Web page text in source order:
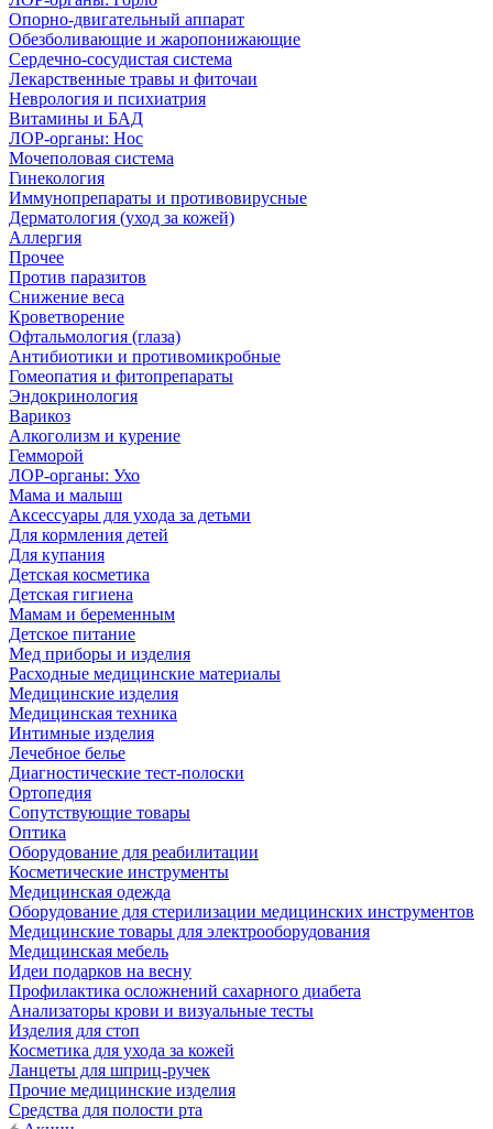
Опорно-двигательный аппарат
Обезболивающие и жаропонижающие
Сердечно-сосудистая система
Лекарственные травы и фиточаи
Неврология и психиатрия
Витамины и БАД
ЛОР-органы: Нос
Мочеполовая система
Гинекология
Иммунопрепараты и противовирусные
Дерматология (уход за кожей)
Аллергия
Прочее
Против паразитов
Снижение веса
Кроветворение
Офтальмология (глаза)
Антибиотики и противомикробные
Гомеопатия и фитопрепараты
Эндокринология
Варикоз
Алкоголизм и курение
Гемморой
ЛОР-органы: Ухо
Мама и малыш
Аксессуары для ухода за детьми
Для кормления детей
Для купания
Детская косметика
Детская гигиена
Мамам и беременным
Детское питание
Мед приборы и изделия
Расходные медицинские материалы
Медицинские изделия
Медицинская техника
Интимные изделия
Лечебное белье
Диагностические тест-полоски
Ортопедия
Сопутствующие товары
Оптика
Оборудование для реабилитации
Косметические инструменты
Медицинская одежда
Оборудование для стерилизации медицинских инструментов
Медицинские товары для электрооборудования
Медицинская мебель
Идеи подарков на весну
Профилактика осложнений сахарного диабета
Анализаторы крови и визуальные тесты
Изделия для стоп
Косметика для ухода за кожей
Ланцеты для шприц-ручек
Прочие медицинские изделия
Средства для полости рта